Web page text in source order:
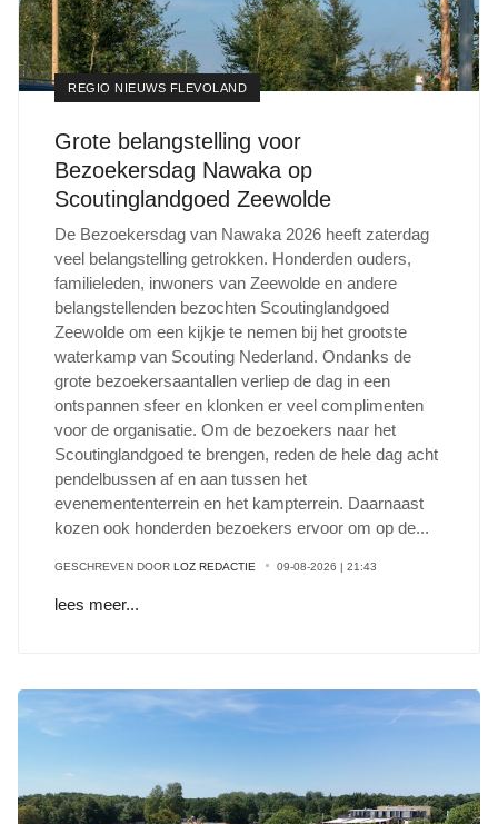
REGIO NIEUWS FLEVOLAND
Grote belangstelling voor
Bezoekersdag Nawaka op
Scoutinglandgoed Zeewolde
De Bezoekersdag van Nawaka 2026 heeft zaterdag
veel belangstelling getrokken. Honderden ouders,
familieleden, inwoners van Zeewolde en andere
belangstellenden bezochten Scoutinglandgoed
Zeewolde om een kijkje te nemen bij het grootste
waterkamp van Scouting Nederland. Ondanks de
grote bezoekersaantallen verliep de dag in een
ontspannen sfeer en klonken er veel complimenten
voor de organisatie. Om de bezoekers naar het
Scoutinglandgoed te brengen, reden de hele dag acht
pendelbussen af en aan tussen het
evenemententerrein en het kampterrein. Daarnaast
kozen ook honderden bezoekers ervoor om op de...
GESCHREVEN DOOR LOZ REDACTIE 09-08-2026 | 21:43
lees meer...